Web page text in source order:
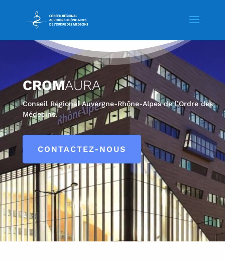
Lecteur
vidéo
CROMAURA
Conseil Régional Auvergne-Rhône-Alpes de l’Ordre des
Médecins.
CONTACTEZ-NOUS